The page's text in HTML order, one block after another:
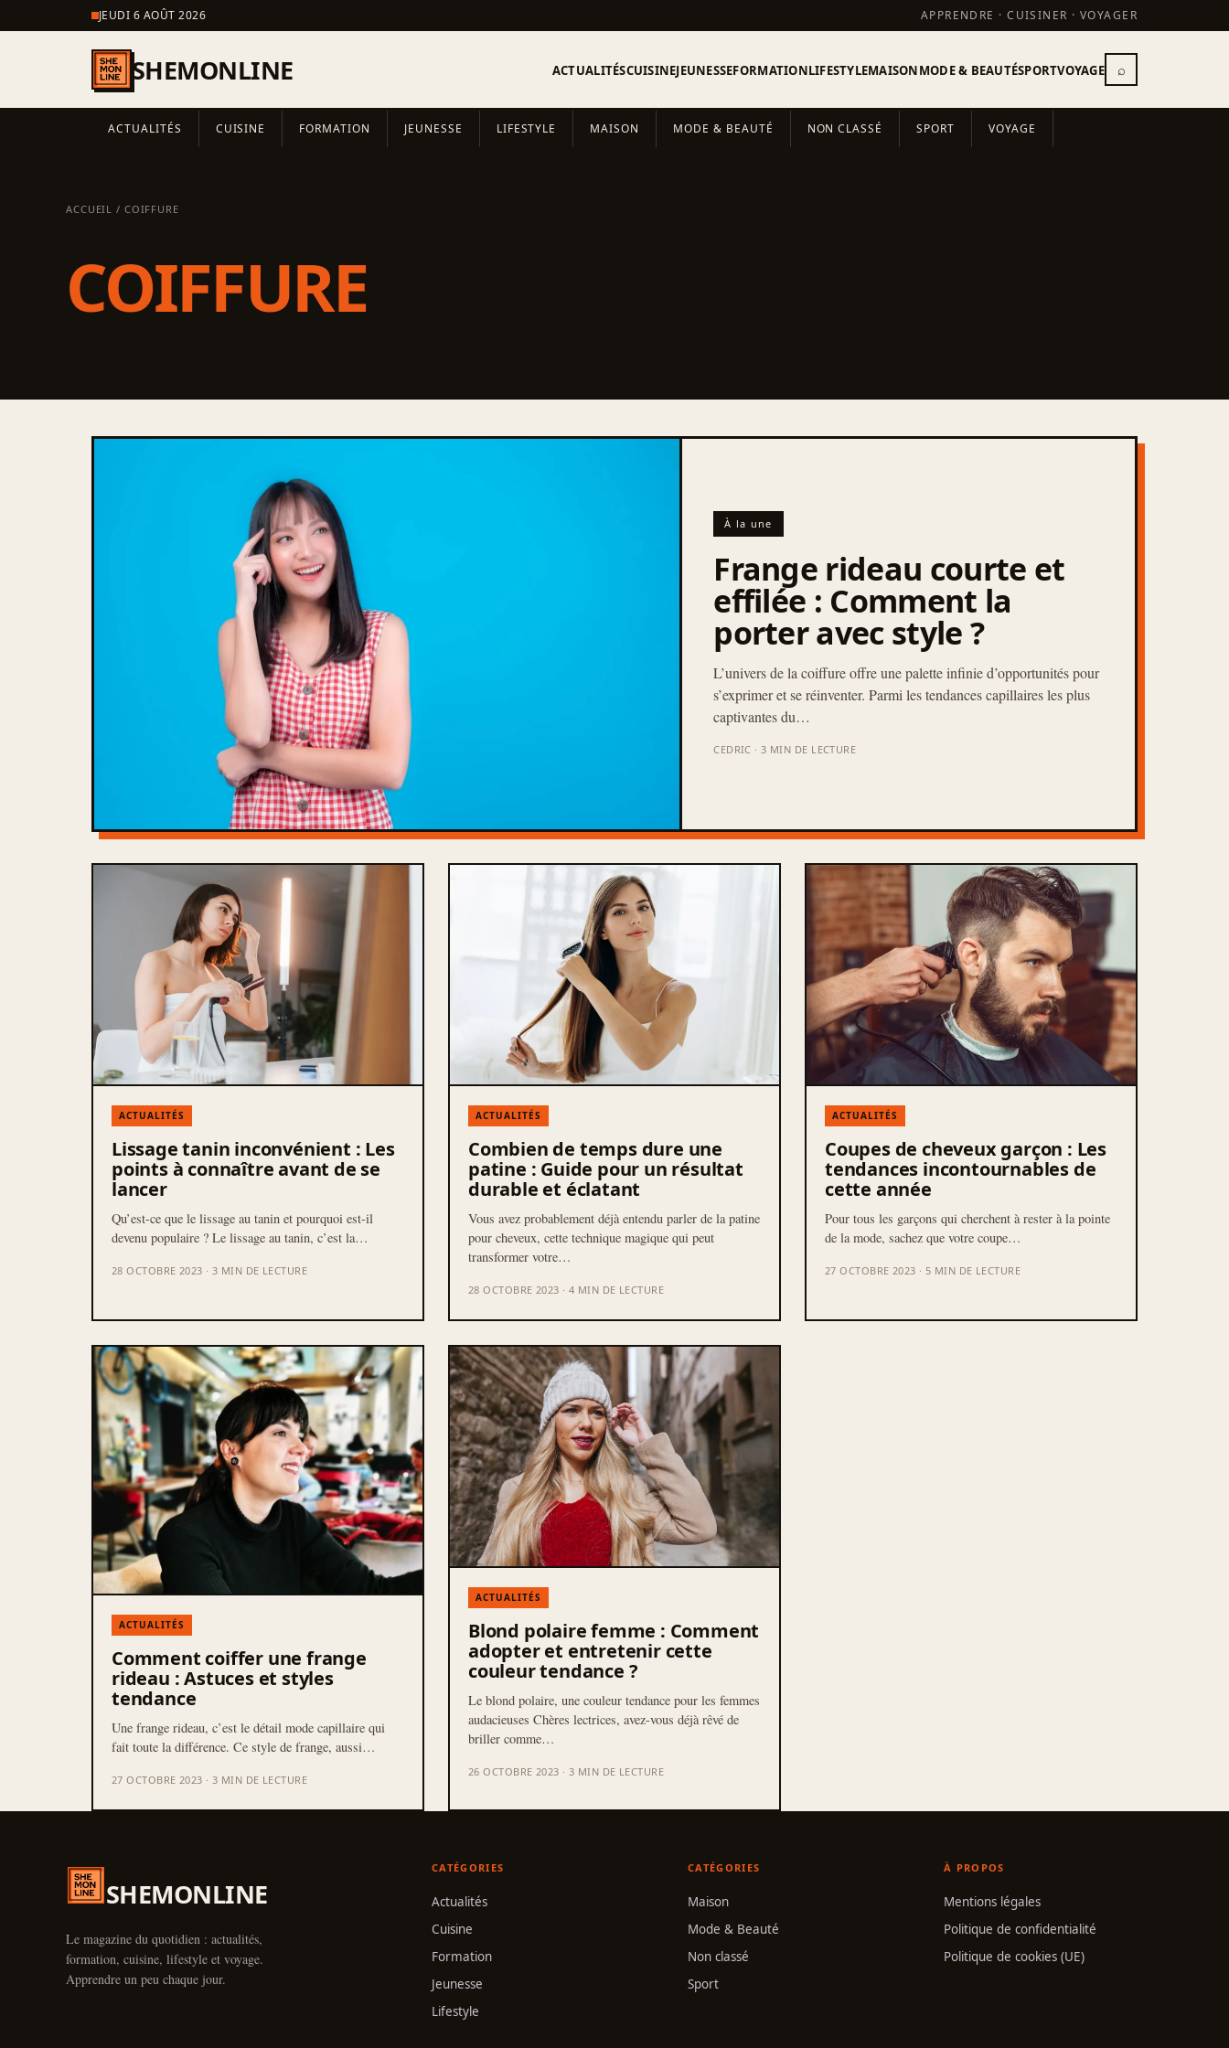
JEUDI 6 AOÛT 2026 APPRENDRE · CUISINER · VOYAGER
SHEMONLINE ACTUALITÉSCUISINEJEUNESSEFORMATIONLIFESTYLEMAISONMODE & BEAUTÉSPORTVOYAGE ⌕
ACTUALITÉS CUISINE FORMATION JEUNESSE LIFESTYLE MAISON MODE & BEAUTÉ NON CLASSÉ SPORT VOYAGE
ACCUEIL / COIFFURE
COIFFURE
À la une
Frange rideau courte et
effilée : Comment la
porter avec style ?
L’univers de la coiffure offre une palette infinie d’opportunités pour
s’exprimer et se réinventer. Parmi les tendances capillaires les plus
captivantes du…
CEDRIC · 3 MIN DE LECTURE
ACTUALITÉS
Lissage tanin inconvénient : Les
points à connaître avant de se
lancer
Qu’est-ce que le lissage au tanin et pourquoi est-il
devenu populaire ? Le lissage au tanin, c’est la…
28 OCTOBRE 2023 · 3 MIN DE LECTURE
ACTUALITÉS
Combien de temps dure une
patine : Guide pour un résultat
durable et éclatant
Vous avez probablement déjà entendu parler de la patine
pour cheveux, cette technique magique qui peut
transformer votre…
28 OCTOBRE 2023 · 4 MIN DE LECTURE
ACTUALITÉS
Coupes de cheveux garçon : Les
tendances incontournables de
cette année
Pour tous les garçons qui cherchent à rester à la pointe
de la mode, sachez que votre coupe…
27 OCTOBRE 2023 · 5 MIN DE LECTURE
ACTUALITÉS
Comment coiffer une frange
rideau : Astuces et styles
tendance
Une frange rideau, c’est le détail mode capillaire qui
fait toute la différence. Ce style de frange, aussi…
27 OCTOBRE 2023 · 3 MIN DE LECTURE
ACTUALITÉS
Blond polaire femme : Comment
adopter et entretenir cette
couleur tendance ?
Le blond polaire, une couleur tendance pour les femmes
audacieuses Chères lectrices, avez-vous déjà rêvé de
briller comme…
26 OCTOBRE 2023 · 3 MIN DE LECTURE
SHEMONLINE
Le magazine du quotidien : actualités,
formation, cuisine, lifestyle et voyage.
Apprendre un peu chaque jour.
CATÉGORIES
Actualités
Cuisine
Formation
Jeunesse
Lifestyle
CATÉGORIES
Maison
Mode & Beauté
Non classé
Sport
À PROPOS
Mentions légales
Politique de confidentialité
Politique de cookies (UE)